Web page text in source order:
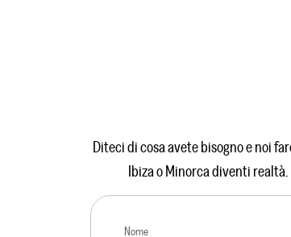
Diteci di cosa avete bisogno e noi
Ibiza o Minorca diventi